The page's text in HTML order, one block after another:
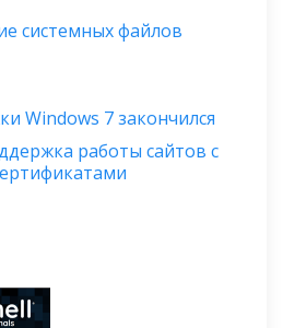
системных файлов
Windows 7 закончился
работы сайтов с